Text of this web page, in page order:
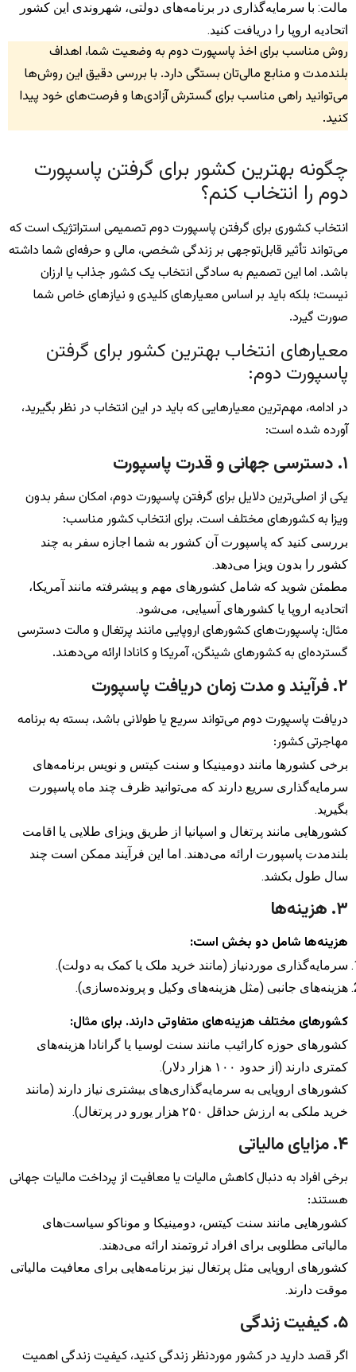
مالت: با سرمایه‌گذاری در برنامه‌های دولتی، شهروندی این کشور
اتحادیه اروپا را دریافت کنید.
روش مناسب برای اخذ پاسپورت دوم به وضعیت شما، اهداف
بلندمدت و منابع مالی‌تان بستگی دارد. با بررسی دقیق این روش‌ها
می‌توانید راهی مناسب برای گسترش آزادی‌ها و فرصت‌های خود پیدا
کنید.
چگونه بهترین کشور برای گرفتن پاسپورت
دوم را انتخاب کنم؟
انتخاب کشوری برای گرفتن پاسپورت دوم تصمیمی استراتژیک است که
می‌تواند تأثیر قابل‌توجهی بر زندگی شخصی، مالی و حرفه‌ای شما داشته
باشد. اما این تصمیم به سادگی انتخاب یک کشور جذاب یا ارزان
نیست؛ بلکه باید بر اساس معیارهای کلیدی و نیازهای خاص شما
صورت گیرد.
معیارهای انتخاب بهترین کشور برای گرفتن
پاسپورت دوم:
در ادامه، مهم‌ترین معیارهایی که باید در این انتخاب در نظر بگیرید،
آورده شده است:
۱. دسترسی جهانی و قدرت پاسپورت
یکی از اصلی‌ترین دلایل برای گرفتن پاسپورت دوم، امکان سفر بدون
ویزا به کشورهای مختلف است. برای انتخاب کشور مناسب:
بررسی کنید که پاسپورت آن کشور به شما اجازه سفر به چند
کشور را بدون ویزا می‌دهد.
مطمئن شوید که شامل کشورهای مهم و پیشرفته مانند آمریکا،
اتحادیه اروپا یا کشورهای آسیایی، می‌شود.
مثال: پاسپورت‌های کشورهای اروپایی مانند پرتغال و مالت دسترسی
گسترده‌ای به کشورهای شینگن، آمریکا و کانادا ارائه می‌دهند.
۲. فرآیند و مدت زمان دریافت پاسپورت
دریافت پاسپورت دوم می‌تواند سریع یا طولانی باشد، بسته به برنامه
مهاجرتی کشور:
برخی کشورها مانند دومینیکا و سنت کیتس و نویس برنامه‌های
سرمایه‌گذاری سریع دارند که می‌توانید ظرف چند ماه پاسپورت
بگیرید.
کشورهایی مانند پرتغال و اسپانیا از طریق ویزای طلایی یا اقامت
بلندمدت پاسپورت ارائه می‌دهند. اما این فرآیند ممکن است چند
سال طول بکشد.
۳. هزینه‌ها
هزینه‌ها شامل دو بخش است:
سرمایه‌گذاری موردنیاز (مانند خرید ملک یا کمک به دولت).
هزینه‌های جانبی (مثل هزینه‌های وکیل و پرونده‌سازی).
کشورهای مختلف هزینه‌های متفاوتی دارند. برای مثال:
کشورهای حوزه کارائیب مانند سنت لوسیا یا گرانادا هزینه‌های
کمتری دارند (از حدود ۱۰۰ هزار دلار).
کشورهای اروپایی به سرمایه‌گذاری‌های بیشتری نیاز دارند (مانند
خرید ملکی به ارزش حداقل ۲۵۰ هزار یورو در پرتغال).
۴. مزایای مالیاتی
برخی افراد به دنبال کاهش مالیات یا معافیت از پرداخت مالیات جهانی
هستند:
کشورهایی مانند سنت کیتس، دومینیکا و موناکو سیاست‌های
مالیاتی مطلوبی برای افراد ثروتمند ارائه می‌دهند.
کشورهای اروپایی مثل پرتغال نیز برنامه‌هایی برای معافیت مالیاتی
موقت دارند.
۵. کیفیت زندگی
اگر قصد دارید در کشور موردنظر زندگی کنید، کیفیت زندگی اهمیت